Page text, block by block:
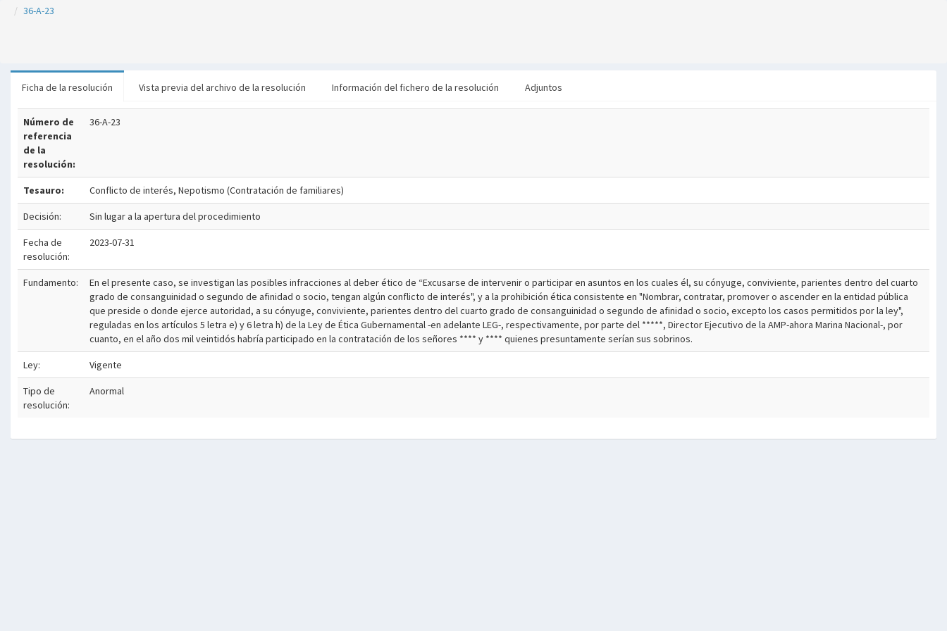
36-A-23
Ficha de la resolución Vista previa del archivo de la resolución Información del fichero de la resolución Adjuntos
Número de
referencia
de la
resolución:
36-A-23
Tesauro: Conflicto de interés, Nepotismo (Contratación de familiares)
Decisión: Sin lugar a la apertura del procedimiento
Fecha de
resolución:
2023-07-31
Fundamento:
En el presente caso, se investigan las posibles infracciones al deber ético de “Excusarse de intervenir o participar en asuntos en los cuales él, su cónyuge, conviviente, parientes dentro del cuarto
grado de consanguinidad o segundo de afinidad o socio, tengan algún conflicto de interés", y a la prohibición ética consistente en "Nombrar, contratar, promover o ascender en la entidad pública
que preside o donde ejerce autoridad, a su cónyuge, conviviente, parientes dentro del cuarto grado de consanguinidad o segundo de afinidad o socio, excepto los casos permitidos por la ley",
reguladas en los artículos 5 letra e) y 6 letra h) de la Ley de Ética Gubernamental -en adelante LEG-, respectivamente, por parte del *****, Director Ejecutivo de la AMP-ahora Marina Nacional-, por
cuanto, en el año dos mil veintidós habría participado en la contratación de los señores **** y **** quienes presuntamente serían sus sobrinos.
Ley: Vigente
Tipo de
resolución:
Anormal